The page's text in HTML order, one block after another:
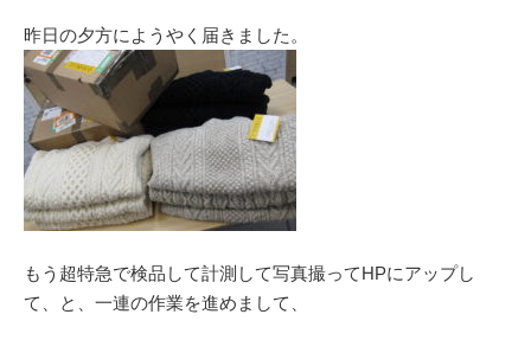
昨日の夕方にようやく届きました。
もう超特急で検品して計測して写真撮ってHPにアップし
て、と、一連の作業を進めまして、